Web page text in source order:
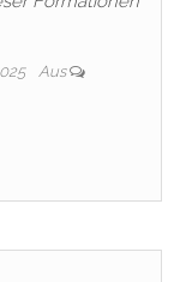
Aus